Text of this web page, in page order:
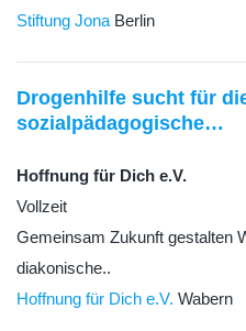
Stiftung Jona Berlin
Drogenhilfe sucht für
sozialpädagogische…
Hoffnung für Dich e.V.
Vollzeit
Gemeinsam Zukunft gestalten
diakonische..
Hoffnung für Dich e.V. Wabern